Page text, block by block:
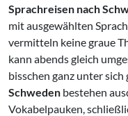
Sprachreisen nach
mit ausgewählten
vermitteln keine graue
kann abends gleich
bisschen ganz unter
Schweden bestehen
Vokabelpauken,